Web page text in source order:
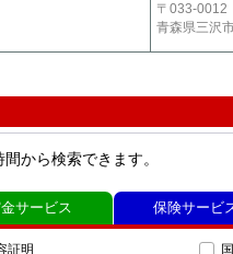
〒033-0012
青森県三沢
から検索できます。
証明
サービス 保険サービ